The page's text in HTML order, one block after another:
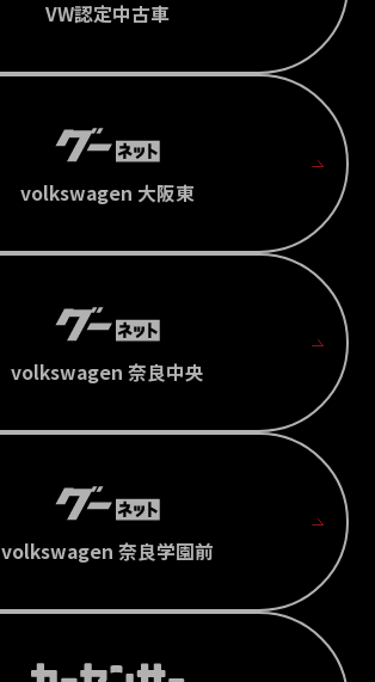
VW認定中古車
volkswagen 大阪東
volkswagen 奈良中央
volkswagen 奈良学園前